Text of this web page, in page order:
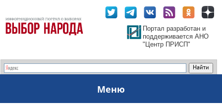
Портал разработан и
поддерживается АНО
"Центр ПРИСП"
Меню